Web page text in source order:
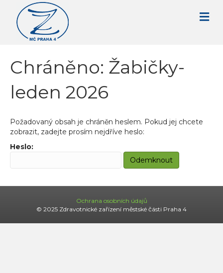
Chráněno: Žabičky-
leden 2026
Požadovaný obsah je chráněn heslem. Pokud jej chcete
zobrazit, zadejte prosím nejdříve heslo:
Heslo:
Ochrana osobních údajů
© 2025 Zdravotnické zařízení městské části Praha 4